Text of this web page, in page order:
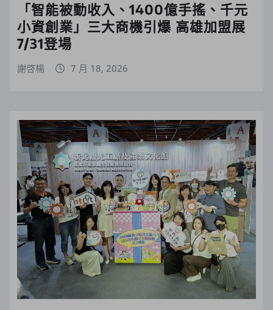
「智能被動收入、1400億手搖、千元
小資創業」三大商機引爆 高雄加盟展
7/31登場
謝啓楊 7 月 18, 2026